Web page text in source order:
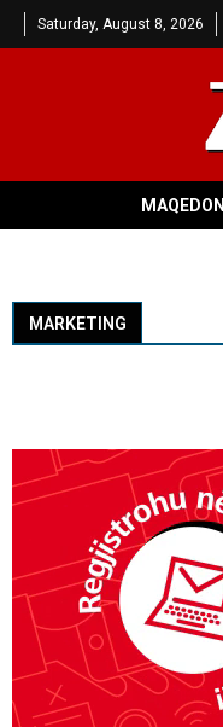
Saturday, August 8, 2026
MAQEDONI
MARKETING